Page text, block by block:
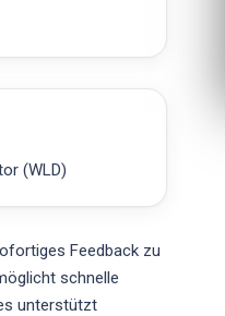
(WLD)
Feedback zu
schnelle
unterstützt